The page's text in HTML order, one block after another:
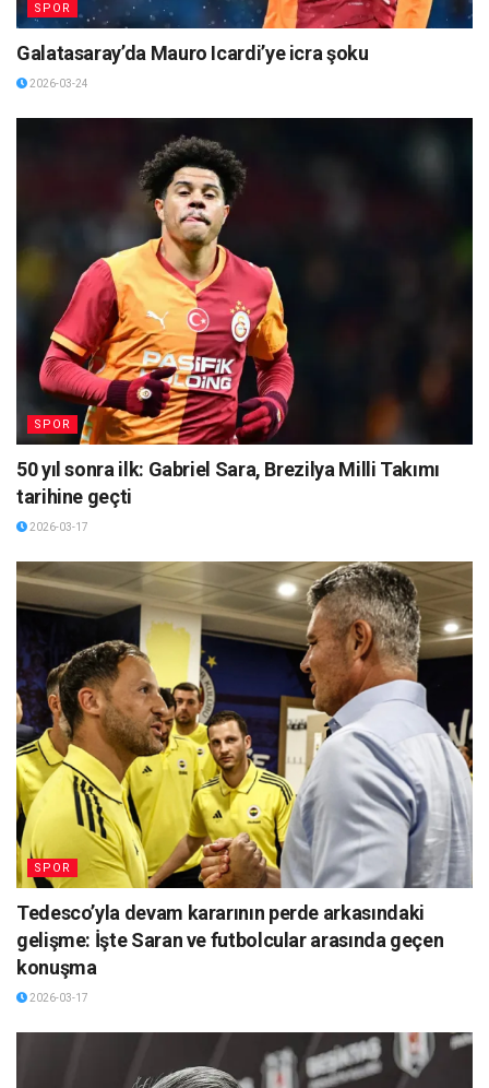
SPOR
Galatasaray’da Mauro Icardi’ye icra şoku
2026-03-24
SPOR
50 yıl sonra ilk: Gabriel Sara, Brezilya Milli Takımı
tarihine geçti
2026-03-17
SPOR
Tedesco’yla devam kararının perde arkasındaki
gelişme: İşte Saran ve futbolcular arasında geçen
konuşma
2026-03-17